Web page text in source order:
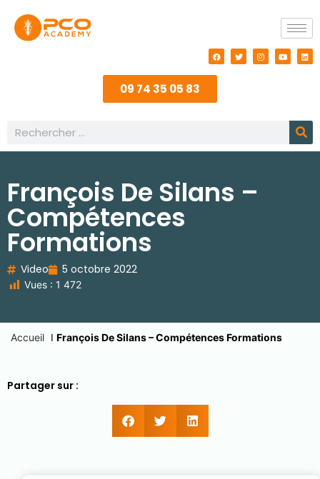
09 74 35 05 83
François De Silans –
Compétences
Formations
Video 5 octobre 2022
Vues : 1 472
Accueil I François De Silans – Compétences Formations
Partager sur :